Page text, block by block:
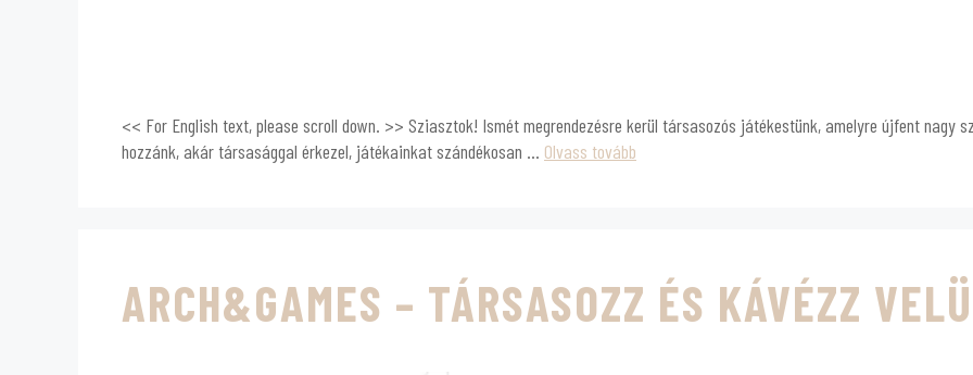
<< For English text, please scroll down. >> Sziasztok! Ismét megrendezésre kerül társasozós játékestünk, amelyre újfent nagy
hozzánk, akár társasággal érkezel, játékainkat szándékosan … Olvass tovább
ARCH&GAMES – TÁRSASOZZ ÉS KÁVÉZZ